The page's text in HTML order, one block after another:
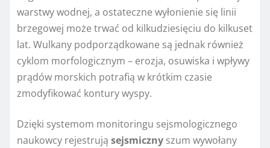
warstwy wodnej, a ostateczne wyłonienie się linii
brzegowej może trwać od kilkudziesięciu do kilkuset
lat. Wulkany podporządkowane są jednak również
cyklom morfologicznym – erozja, osuwiska i wpływy
prądów morskich potrafią w krótkim czasie
zmodyfikować kontury wyspy.
Dzięki systemom monitoringu sejsmologicznego
naukowcy rejestrują sejsmiczny szum wywołany